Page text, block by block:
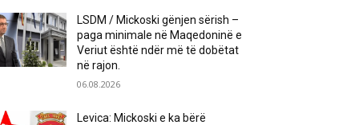
LSDM / Mickoski gënjen sërish –
paga minimale në Maqedoninë e
Veriut është ndër më të dobëtat
në rajon.
06.08.2026
Levica: Mickoski e ka bërë